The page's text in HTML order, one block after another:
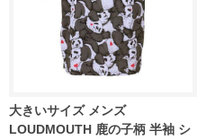
大きいサイズ メンズ
LOUDMOUTH 鹿の子柄 半袖 シ